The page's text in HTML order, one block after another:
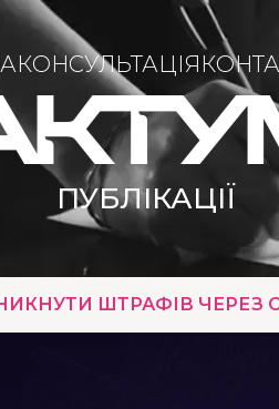
КОНСУЛЬТАЦІЯ
ПУБЛІКАЦІЇ
ШТРАФІВ ЧЕРЕЗ